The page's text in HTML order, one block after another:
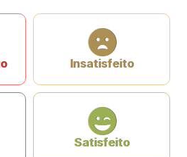
Insatisfeito
Satisfeito